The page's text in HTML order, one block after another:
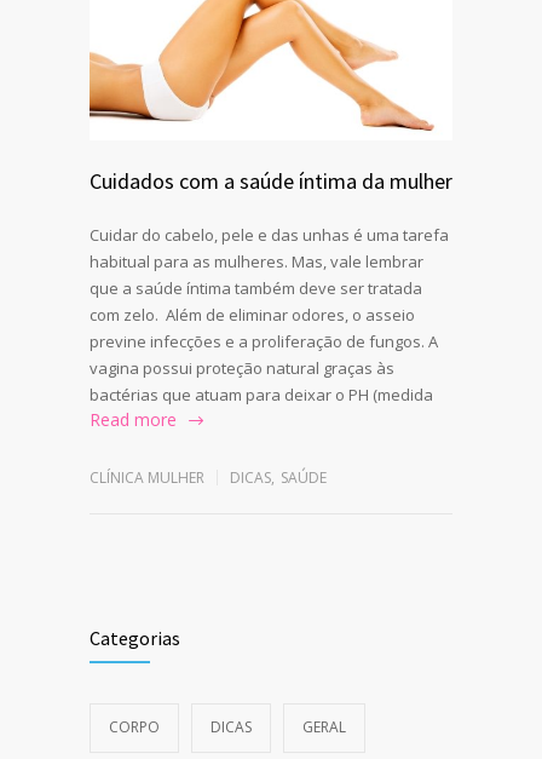
Cuidados com a saúde íntima da mulher
Cuidar do cabelo, pele e das unhas é uma tarefa
habitual para as mulheres. Mas, vale lembrar
que a saúde íntima também deve ser tratada
com zelo. Além de eliminar odores, o asseio
previne infecções e a proliferação de fungos. A
vagina possui proteção natural graças às
bactérias que atuam para deixar o PH (medida
Read more
CLÍNICA MULHER DICAS, SAÚDE
Categorias
CORPO DICAS GERAL